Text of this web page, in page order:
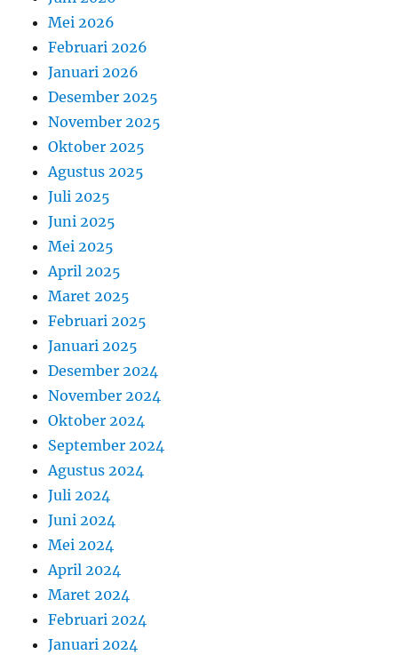
Mei 2026
Februari 2026
Januari 2026
Desember 2025
November 2025
Oktober 2025
Agustus 2025
Juli 2025
Juni 2025
Mei 2025
April 2025
Maret 2025
Februari 2025
Januari 2025
Desember 2024
November 2024
Oktober 2024
September 2024
Agustus 2024
Juli 2024
Juni 2024
Mei 2024
April 2024
Maret 2024
Februari 2024
Januari 2024